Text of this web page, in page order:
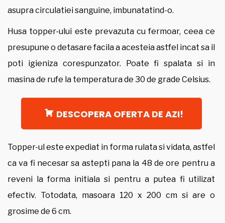
asupra circulatiei sanguine, imbunatatind-o.
Husa topper-ului este prevazuta cu fermoar, ceea ce
presupune o detasare facila a acesteia astfel incat sa il
poti igieniza corespunzator. Poate fi spalata si in
masina de rufe la temperatura de 30 de grade Celsius.
DESCOPERA OFERTA DE AZI!
Topper-ul este expediat in forma rulata si vidata, astfel
ca va fi necesar sa astepti pana la 48 de ore pentru a
reveni la forma initiala si pentru a putea fi utilizat
efectiv. Totodata, masoara 120 x 200 cm si are o
grosime de 6 cm.